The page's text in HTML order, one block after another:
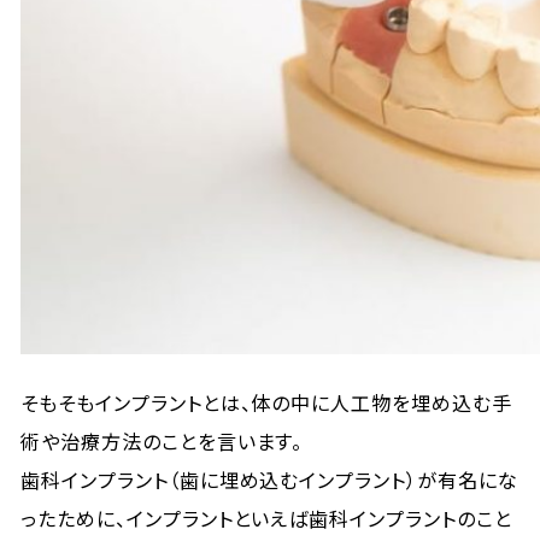
そもそもインプラントとは、体の中に人工物を埋め込む手
術や治療方法のことを言います。
歯科インプラント（歯に埋め込むインプラント）が有名にな
ったために、インプラントといえば歯科インプラントのこと